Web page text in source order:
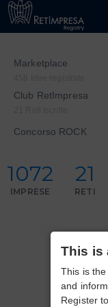
Marketplace
Club RetImpresa
Concorso ROCK
1072
IMPRESE
21
RETI
This is
This is
and
Register